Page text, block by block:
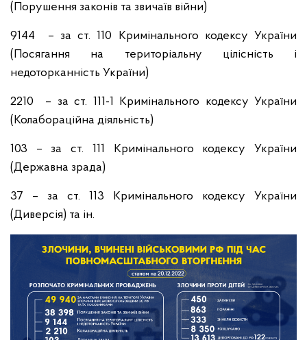
(Порушення законів та звичаїв війни)
9144 – за ст. 110 Кримінального кодексу України
(Посягання на територіальну цілісність і
недоторканність України)
2210 – за ст. 111-1 Кримінального кодексу України
(Колабораційна діяльність)
103 – за ст. 111 Кримінального кодексу України
(Державна зрада)
37 – за ст. 113 Кримінального кодексу України
(Диверсія) та ін.